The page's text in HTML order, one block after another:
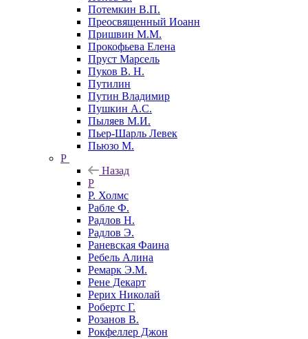
Потемкин В.П.
Преосвященный Иоанн
Пришвин М.М.
Прокофьева Елена
Пруст Марсель
Пуков В. Н.
Путилин
Путин Владимир
Пушкин А.С.
Пыляев М.И.
Пьер-Шарль Левек
Пьюзо М.
Р
Назад
Р
Р. Холмс
Рабле Ф.
Радлов Н.
Радлов Э.
Раневская Фаина
Ребель Алина
Ремарк Э.М.
Рене Декарт
Рерих Николай
Робертс Г.
Розанов В.
Рокфеллер Джон